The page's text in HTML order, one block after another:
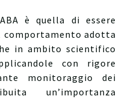
è quella di essere
comportamento adotta
in ambito scientifico
con rigore
monitoraggio dei
un’importanza